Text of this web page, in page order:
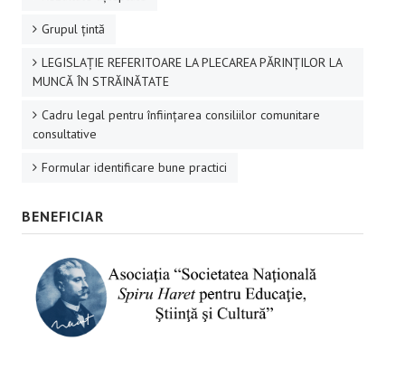
Grupul ţintă
LEGISLAȚIE REFERITOARE LA PLECAREA PĂRINȚILOR LA
MUNCĂ ÎN STRĂINĂTATE
Cadru legal pentru înființarea consiliilor comunitare
consultative
Formular identificare bune practici
BENEFICIAR